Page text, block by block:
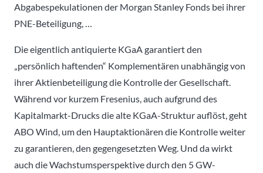
Abgabespekulationen der Morgan Stanley Fonds bei ihrer
PNE-Beteiligung, …
Die eigentlich antiquierte KGaA garantiert den
„persönlich haftenden“ Komplementären unabhängig von
ihrer Aktienbeteiligung die Kontrolle der Gesellschaft.
Während vor kurzem Fresenius, auch aufgrund des
Kapitalmarkt-Drucks die alte KGaA-Struktur auflöst, geht
ABO Wind, um den Hauptaktionären die Kontrolle weiter
zu garantieren, den gegengesetzten Weg. Und da wirkt
auch die Wachstumsperspektive durch den 5 GW-